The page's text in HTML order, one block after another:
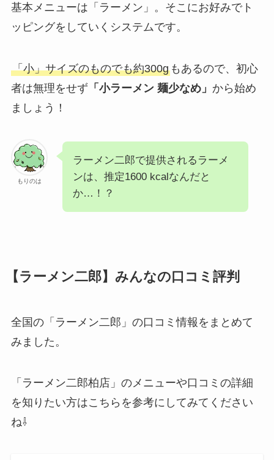
基本メニューは「ラーメン」。そこにお好みでト
ッピングをしていくシステムです。
「小」サイズのものでも約300gもあるので、初心
者は無理をせず「小ラーメン 麺少なめ」 から始め
ましょう！
もりのは
ラーメン二郎で提供されるラーメ
ンは、推定1600 kcalなんだと
か…！？
【ラーメン二郎】みんなの口コミ評判
全国の「ラーメン二郎」の口コミ情報をまとめて
みました。
「ラーメン二郎柏店」のメニューや口コミの詳細
を知りたい方はこちらを参考にしてみてください
ね⇩